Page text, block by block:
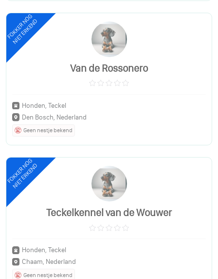
FOKKER NOG
NIET ERKEND
Van de Rossonero
Honden, Teckel
Den Bosch, Nederland
Geen nestje bekend
FOKKER NOG
NIET ERKEND
Teckelkennel van de Wouwer
Honden, Teckel
Chaam, Nederland
Geen nestje bekend